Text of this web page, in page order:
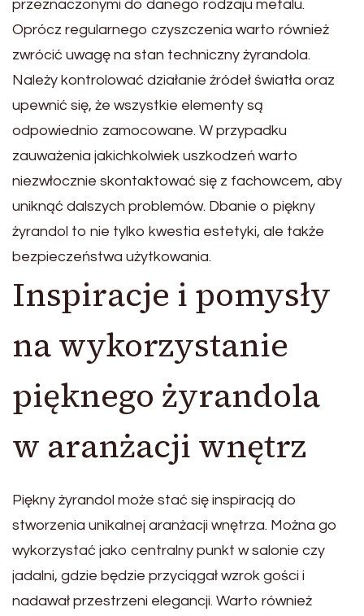
przeznaczonymi do danego rodzaju metalu.
Oprócz regularnego czyszczenia warto również
zwrócić uwagę na stan techniczny żyrandola.
Należy kontrolować działanie źródeł światła oraz
upewnić się, że wszystkie elementy są
odpowiednio zamocowane. W przypadku
zauważenia jakichkolwiek uszkodzeń warto
niezwłocznie skontaktować się z fachowcem, aby
uniknąć dalszych problemów. Dbanie o piękny
żyrandol to nie tylko kwestia estetyki, ale także
bezpieczeństwa użytkowania.
Inspiracje i pomysły
na wykorzystanie
pięknego żyrandola
w aranżacji wnętrz
Piękny żyrandol może stać się inspiracją do
stworzenia unikalnej aranżacji wnętrza. Można go
wykorzystać jako centralny punkt w salonie czy
jadalni, gdzie będzie przyciągał wzrok gości i
nadawał przestrzeni elegancji. Warto również